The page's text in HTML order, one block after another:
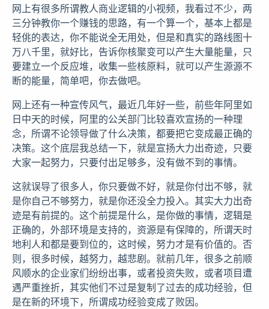
网上有很多所谓教人商业逻辑的小视频，我看过不少，两
三分钟教你一个赚钱的思路，有一个算一个，基本上都是
轻佻的表达，你不能说全无用处，但是和真实的路线图十
万八千里，就好比，告诉你核聚变可以产生大量能量，只
要建立一个反应堆，收集一些核原料，就可以产生源源不
断的能量，简单吧，你去做吧。
网上还有一种宣传风气，最近几年好一些，前些年阿里如
日中天的时候，阿里的公关部门比较喜欢宣扬的一种理
念，所谓不论领导做了什么决策，都要把它变成最正确的
决策。这个底层我总结一下，就是宣扬大力出奇迹，只要
大家一起努力，只要付出足够多，没有做不到的事情。
这就误导了很多人，你只要做不好，就是你付出不够，就
是你自己不够努力，就是你还没全力投入。其实大力出奇
迹是有前提的。这个前提是什么，是你做的事情，逻辑是
正确的，外部环境是支持的，资源是有保障的，所谓天时
地利人和都是要到位的，这时候，努力才是有价值的。否
则，很多时候，越努力，越悲剧。就前几年，很多之前顺
风顺水的企业家们纷纷出事，或者投资失败，或者项目遭
遇严重挫折，其实他们不过是复制了过去的成功经验，但
是在新的环境下，所谓成功经验变成了败因。